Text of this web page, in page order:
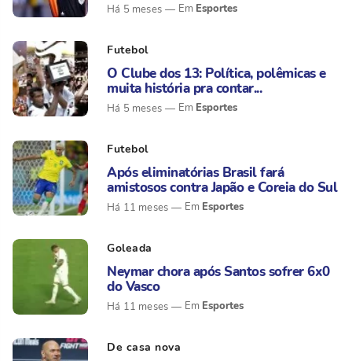
Há 5 meses Esportes
Futebol
O Clube dos 13: Política, polêmicas e
muita história pra contar...
Há 5 meses Esportes
Futebol
Após eliminatórias Brasil fará
amistosos contra Japão e Coreia do Sul
Há 11 meses Esportes
Goleada
Neymar chora após Santos sofrer 6x0
do Vasco
Há 11 meses Esportes
De casa nova